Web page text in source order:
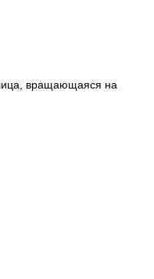
вращающаяся на